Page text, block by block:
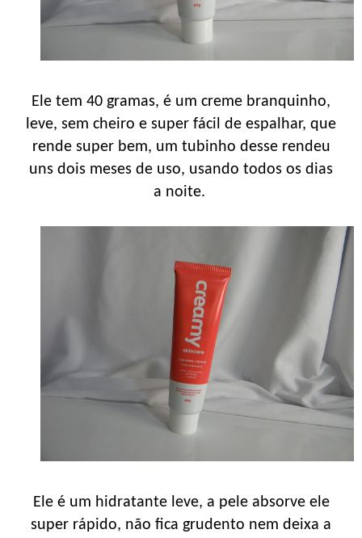
Ele tem 40 gramas, é um creme branquinho,
leve, sem cheiro e super fácil de espalhar, que
rende super bem, um tubinho desse rendeu
uns dois meses de uso, usando todos os dias
a noite.
Ele é um hidratante leve, a pele absorve ele
super rápido, não fica grudento nem deixa a